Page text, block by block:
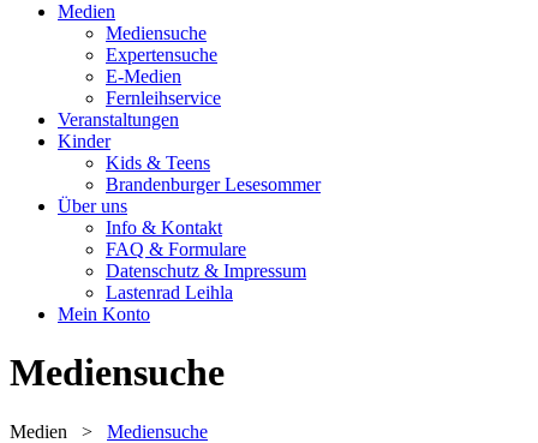
Medien
Mediensuche
Expertensuche
E-Medien
Fernleihservice
Veranstaltungen
Kinder
Kids & Teens
Brandenburger Lesesommer
Über uns
Info & Kontakt
FAQ & Formulare
Datenschutz & Impressum
Lastenrad Leihla
Mein Konto
Mediensuche
Medien > Mediensuche